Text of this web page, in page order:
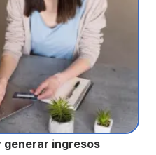
generar ingresos